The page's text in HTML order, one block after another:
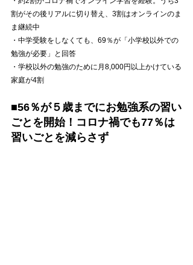
割がその後リアルに切り替え、3割はオンラインのま
ま継続中
・中学受験をしなくても、69％が「小学校以外での
勉強が必要」と回答
・学校以外の勉強のために月8,000円以上かけている
家庭が4割
■56％が５歳までにお勉強系の習い
ごとを開始！コロナ禍でも77％は
習いごとを減らさず